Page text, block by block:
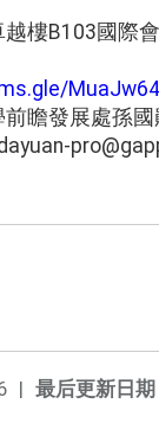
樓B103國際
瞻發展處孫國
最后更新日期
|